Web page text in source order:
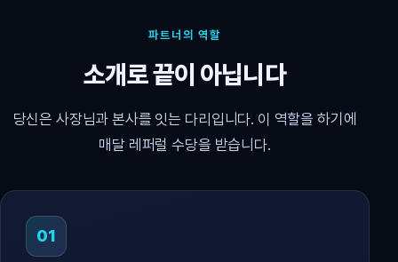
파트너의 역할
소개로 끝이 아닙니다
당신은 사장님과 본사를 잇는 다리입니다. 이 역할을 하기에
매달 레퍼럴 수당을 받습니다.
01